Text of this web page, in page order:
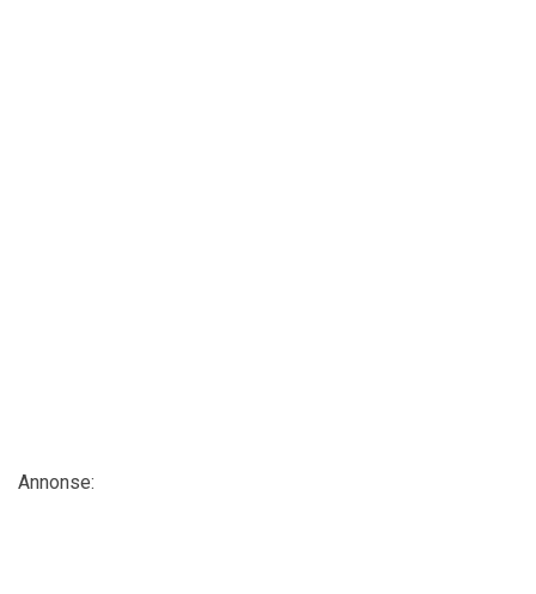
Annonse: